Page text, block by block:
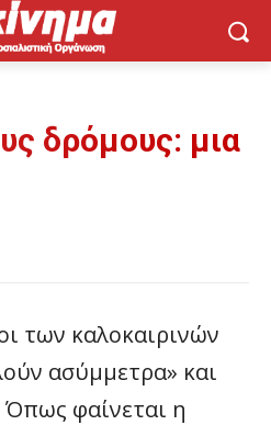
δρόμους: μια
των καλοκαιρινών
ασύμμετρα» και
Όπως φαίνεται η